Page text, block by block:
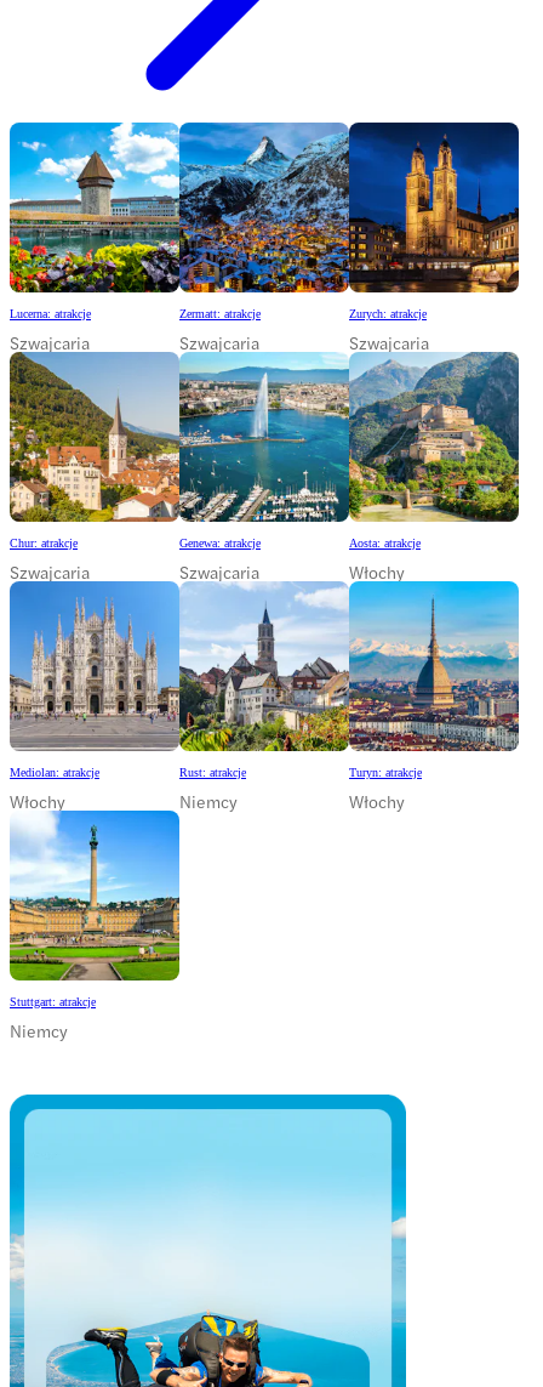
Lucerna: atrakcje
Szwajcaria
Zermatt: atrakcje
Szwajcaria
Zurych: atrakcje
Szwajcaria
Chur: atrakcje
Szwajcaria
Genewa: atrakcje
Szwajcaria
Aosta: atrakcje
Włochy
Mediolan: atrakcje
Włochy
Rust: atrakcje
Niemcy
Turyn: atrakcje
Włochy
Stuttgart: atrakcje
Niemcy